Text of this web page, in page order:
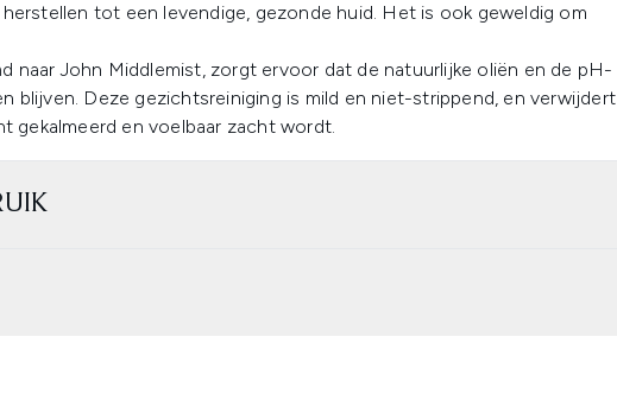
tot een levendige, gezonde huid. Het is ook geweldig om
naar John Middlemist, zorgt ervoor dat de natuurlijke oliën en de pH-
blijven. Deze gezichtsreiniging is mild en niet-strippend, en verwijdert
gekalmeerd en voelbaar zacht wordt.